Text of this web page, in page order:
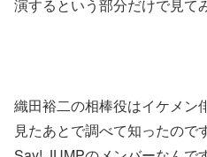
演するという部分だけで見て
織田裕二の相棒役はイケメン
見たあとで調べて知ったので